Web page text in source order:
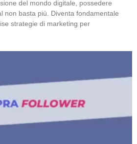
del mondo digitale, possedere
non basta più. Diventa fondamentale
strategie di marketing per